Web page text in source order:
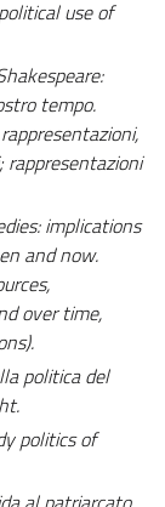
use of
tempo.
rappresentazioni
implications
and now.
over time,
politica del
politics of